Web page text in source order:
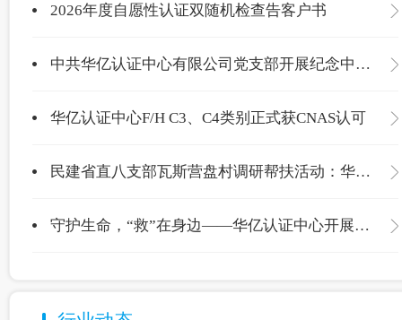
2026年度自愿性认证双随机检查告客户书
中共华亿认证中心有限公司党支部开展纪念中国共产党成立105周年主题党日活动
华亿认证中心F/H C3、C4类别正式获CNAS认可
民建省直八支部瓦斯营盘村调研帮扶活动：华亿认证中心爱心捐赠温暖校园
守护生命，“救”在身边——华亿认证中心开展应急救护专项培训